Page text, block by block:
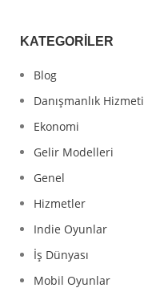
KATEGORILER
Blog
Danışmanlık Hizmeti
Ekonomi
Gelir Modelleri
Genel
Hizmetler
Indie Oyunlar
İş Dünyası
Mobil Oyunlar